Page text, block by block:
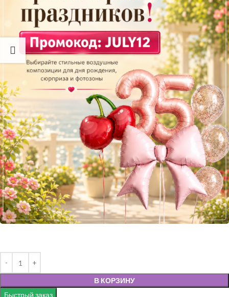
В КОРЗИНУ
Быстрый заказ